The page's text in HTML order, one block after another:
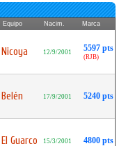
Equipo Nacim. Marca
Nicoya 12/9/2001 5597 pts
(RJB)
Belén 17/9/2001 5240 pts
El Guarco 15/3/2001 4800 pts